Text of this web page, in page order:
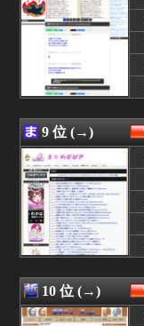
08/08 23:30
08/08 23:30
08/08 23:25
08/08 23:22
08/08 23:15
08/08 23:15
08/08 23:09
08/08 23:09
08/08 23:09
08/08 23:05
08/08 23:03
08/08 23:02
08/08 23:00
08/08 23:00
08/08 23:00
08/08 23:00
08/08 22:57
08/08 22:54
9 位 (→)
10 位 (→)